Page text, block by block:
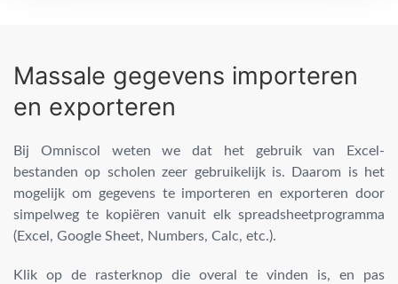
Massale gegevens importeren
en exporteren
Bij Omniscol weten we dat het gebruik van Excel-
bestanden op scholen zeer gebruikelijk is. Daarom is het
mogelijk om gegevens te importeren en exporteren door
simpelweg te kopiëren vanuit elk spreadsheetprogramma
(Excel, Google Sheet, Numbers, Calc, etc.).
Klik op de rasterknop die overal te vinden is, en pas